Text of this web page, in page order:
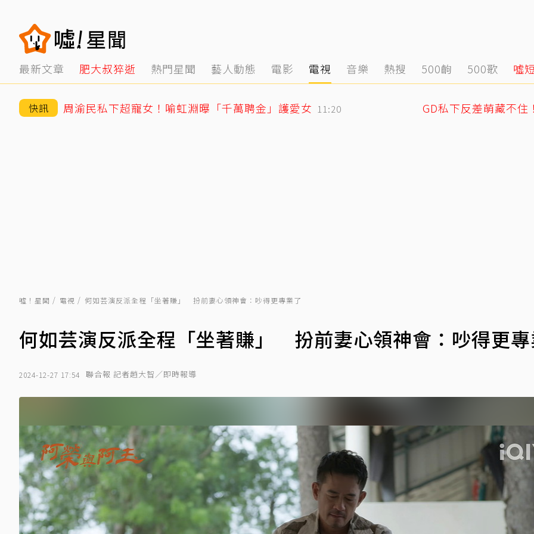
最新文章 肥大叔猝逝 熱門星聞 藝人動態 電影 電視 音樂 熱搜 500齣 500歌 噓
快訊 周渝民私下超寵女！喻虹淵曝「千萬聘金」護愛女 11:20
噓！星聞 電視 何如芸演反派全程「坐著賺」 扮前妻心領神會：吵得更專業了
何如芸演反派全程「坐著賺」 扮前妻心領神會：吵得更
2024-12-27 17:54 聯合報 記者趙大智／即時報導